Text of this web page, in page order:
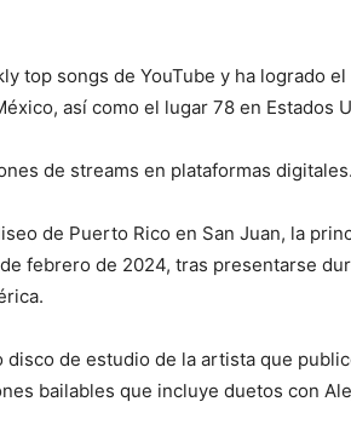
top songs de YouTube y ha logrado
así como el lugar 78 en Estados
de streams en plataformas digitales.
de Puerto Rico en San Juan, la
febrero de 2024, tras presentarse
disco de estudio de la artista que
bailables que incluye duetos con